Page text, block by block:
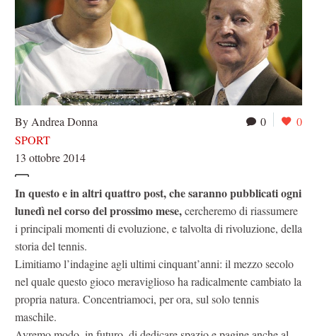
0 0
By Andrea Donna
SPORT
13 ottobre 2014
In questo e in altri quattro post, che saranno pubblicati ogni
lunedì nel corso del prossimo mese,cercheremo di riassumere
i principali momenti di evoluzione, e talvolta di rivoluzione, della
storia del tennis.
Limitiamo l’indagine agli ultimi cinquant’anni: il mezzo secolo
nel quale questo gioco meraviglioso ha radicalmente cambiato la
propria natura. Concentriamoci, per ora, sul solo tennis
maschile.